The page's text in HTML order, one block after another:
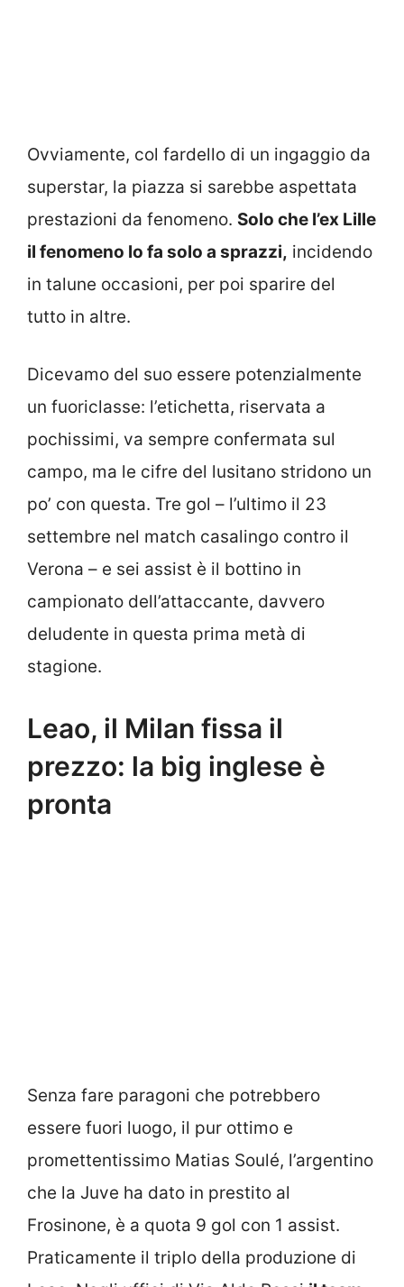
Ovviamente, col fardello di un ingaggio da
superstar, la piazza si sarebbe aspettata
prestazioni da fenomeno. Solo che l’ex Lille
il fenomeno lo fa solo a sprazzi, incidendo
in talune occasioni, per poi sparire del
tutto in altre.
Dicevamo del suo essere potenzialmente
un fuoriclasse: l’etichetta, riservata a
pochissimi, va sempre confermata sul
campo, ma le cifre del lusitano stridono un
po’ con questa. Tre gol – l’ultimo il 23
settembre nel match casalingo contro il
Verona – e sei assist è il bottino in
campionato dell’attaccante, davvero
deludente in questa prima metà di
stagione.
Leao, il Milan fissa il
prezzo: la big inglese è
pronta
Senza fare paragoni che potrebbero
essere fuori luogo, il pur ottimo e
promettentissimo Matias Soulé, l’argentino
che la Juve ha dato in prestito al
Frosinone, è a quota 9 gol con 1 assist.
Praticamente il triplo della produzione di